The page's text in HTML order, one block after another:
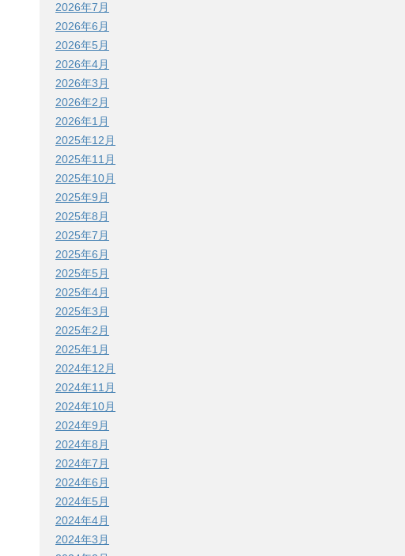
2026年7月
2026年6月
2026年5月
2026年4月
2026年3月
2026年2月
2026年1月
2025年12月
2025年11月
2025年10月
2025年9月
2025年8月
2025年7月
2025年6月
2025年5月
2025年4月
2025年3月
2025年2月
2025年1月
2024年12月
2024年11月
2024年10月
2024年9月
2024年8月
2024年7月
2024年6月
2024年5月
2024年4月
2024年3月